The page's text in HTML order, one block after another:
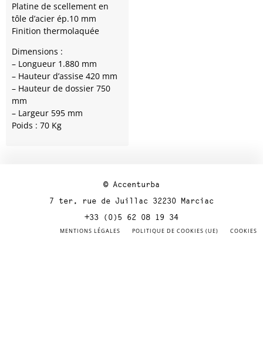
Platine de scellement en
tôle d’acier ép.10 mm
Finition thermolaquée
Dimensions :
– Longueur 1.880 mm
– Hauteur d’assise 420 mm
– Hauteur de dossier 750
mm
– Largeur 595 mm
Poids : 70 Kg
© Accenturba
7 ter, rue de Juillac 32230 Marciac
+33 (0)5 62 08 19 34
MENTIONS LÉGALES POLITIQUE DE COOKIES (UE) COOKIES